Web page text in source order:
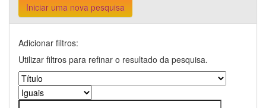
Iniciar uma nova pesquisa
Adicionar filtros:
Utilizar filtros para refinar o resultado da pesquisa.